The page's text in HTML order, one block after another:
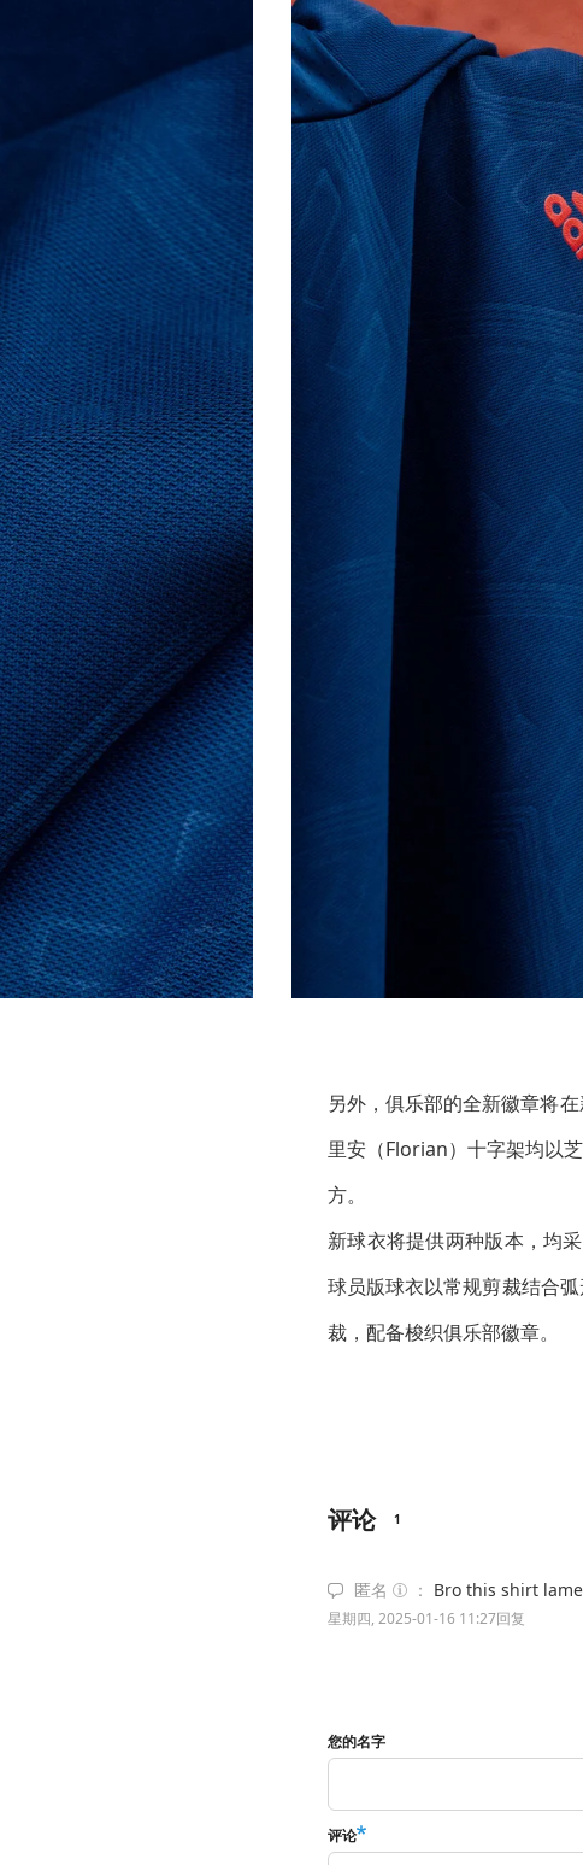
另外，俱乐部的全新徽章将
里安（Florian）十字架均以
方。
新球衣将提供两种版本，均
球员版球衣以常规剪裁结合
裁，配备梭织俱乐部徽章。
评论 1
匿名 Bro this shirt
星期四, 2025-01-16 11:27回复
您的名字
评论